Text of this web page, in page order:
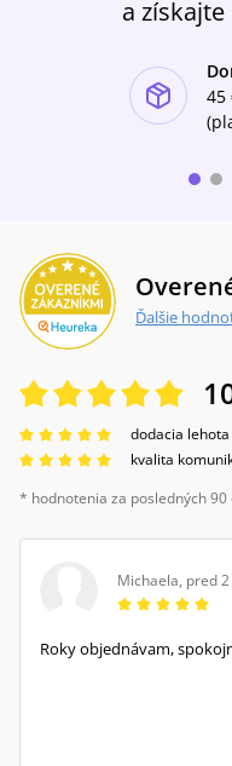
Felix
a
45
Ďalšie
dodacia lehota
kvalita
* hodnotenia za posledných 90
Michaela, pred
Roky objednávam,